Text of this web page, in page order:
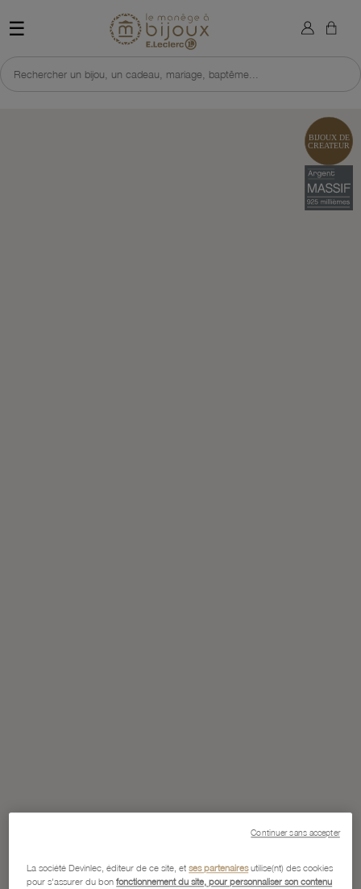
☰ Retour à l'accueil du site
Rechercher un bijou, un cadeau, mariage, baptême...
×
La société Devinlec, éditeur de ce site, etses partenairesutilise(nt) des cookies
pour s'assurer du bonfonctionnement du site, pour personnaliser son contenu
Continuer sans accepter